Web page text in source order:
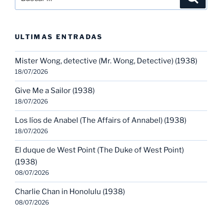
por:
ULTIMAS ENTRADAS
Mister Wong, detective (Mr. Wong, Detective) (1938)
18/07/2026
Give Me a Sailor (1938)
18/07/2026
Los líos de Anabel (The Affairs of Annabel) (1938)
18/07/2026
El duque de West Point (The Duke of West Point)
(1938)
08/07/2026
Charlie Chan in Honolulu (1938)
08/07/2026